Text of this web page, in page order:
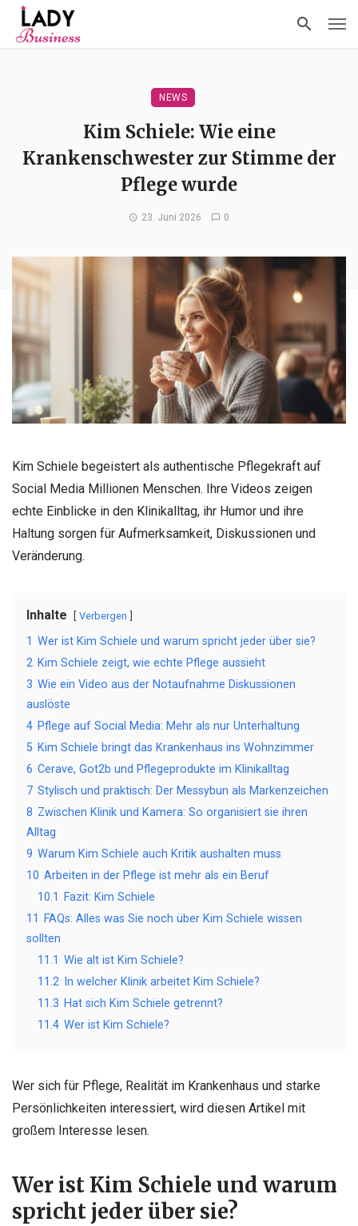
NEWS
Kim Schiele: Wie eine
Krankenschwester zur Stimme der
Pflege wurde
23. Juni 2026 0
Kim Schiele begeistert als authentische Pflegekraft auf
Social Media Millionen Menschen. Ihre Videos zeigen
echte Einblicke in den Klinikalltag, ihr Humor und ihre
Haltung sorgen für Aufmerksamkeit, Diskussionen und
Veränderung.
Inhalte Verbergen
1 Wer ist Kim Schiele und warum spricht jeder über sie?
2 Kim Schiele zeigt, wie echte Pflege aussieht
3 Wie ein Video aus der Notaufnahme Diskussionen
auslöste
4 Pflege auf Social Media: Mehr als nur Unterhaltung
5 Kim Schiele bringt das Krankenhaus ins Wohnzimmer
6 Cerave, Got2b und Pflegeprodukte im Klinikalltag
7 Stylisch und praktisch: Der Messybun als Markenzeichen
8 Zwischen Klinik und Kamera: So organisiert sie ihren
Alltag
9 Warum Kim Schiele auch Kritik aushalten muss
10 Arbeiten in der Pflege ist mehr als ein Beruf
10.1
Fazit: Kim Schiele
11
FAQs: Alles was Sie noch über Kim Schiele wissen
sollten
11.1 Wie alt ist Kim Schiele?
11.2 In welcher Klinik arbeitet Kim Schiele?
11.3 Hat sich Kim Schiele getrennt?
11.4 Wer ist Kim Schiele?
Wer sich für Pflege, Realität im Krankenhaus und starke
Persönlichkeiten interessiert, wird diesen Artikel mit
großem Interesse lesen.
Wer ist Kim Schiele und warum
spricht jeder über sie?